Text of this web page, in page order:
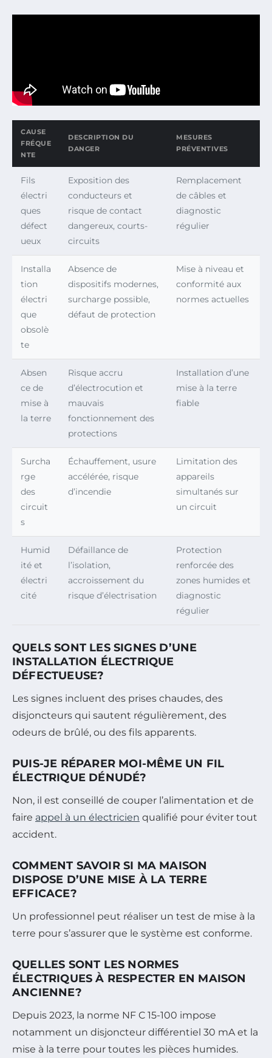
CAUSE
FRÉQUE
NTE
DESCRIPTION DU
DANGER
MESURES
PRÉVENTIVES
Fils
électri
ques
défect
ueux
Exposition des
conducteurs et
risque de contact
dangereux, courts-
circuits
Remplacement
de câbles et
diagnostic
régulier
Installa
tion
électri
que
obsolè
te
Absence de
dispositifs modernes,
surcharge possible,
défaut de protection
Mise à niveau et
conformité aux
normes actuelles
Absen
ce de
mise à
la terre
Risque accru
d’électrocution et
mauvais
fonctionnement des
protections
Installation d’une
mise à la terre
fiable
Surcha
rge
des
circuit
s
Échauffement, usure
accélérée, risque
d’incendie
Limitation des
appareils
simultanés sur
un circuit
Humid
ité et
électri
cité
Défaillance de
l’isolation,
accroissement du
risque d’électrisation
Protection
renforcée des
zones humides et
diagnostic
régulier
QUELS SONT LES SIGNES D’UNE
INSTALLATION ÉLECTRIQUE
DÉFECTUEUSE?
Les signes incluent des prises chaudes, des
disjoncteurs qui sautent régulièrement, des
odeurs de brûlé, ou des fils apparents.
PUIS-JE RÉPARER MOI-MÊME UN FIL
ÉLECTRIQUE DÉNUDÉ?
Non, il est conseillé de couper l’alimentation et de
faire appel à un électricien qualifié pour éviter tout
accident.
COMMENT SAVOIR SI MA MAISON
DISPOSE D’UNE MISE À LA TERRE
EFFICACE?
Un professionnel peut réaliser un test de mise à la
terre pour s’assurer que le système est conforme.
QUELLES SONT LES NORMES
ÉLECTRIQUES À RESPECTER EN MAISON
ANCIENNE?
Depuis 2023, la norme NF C 15-100 impose
notamment un disjoncteur différentiel 30 mA et la
mise à la terre pour toutes les pièces humides.